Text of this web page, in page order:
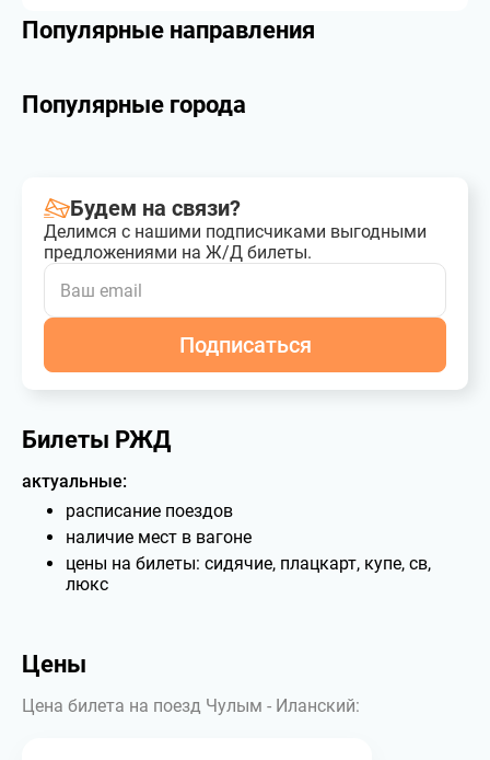
Популярные направления
Популярные города
Будем на связи?
Делимся с нашими подписчиками выгодными
предложениями на Ж/Д билеты.
Подписаться
Билеты РЖД
актуальные:
расписание поездов
наличие мест в вагоне
цены на билеты: сидячие, плацкарт, купе, св,
люкс
Цены
Цена билета на поезд Чулым - Иланский: